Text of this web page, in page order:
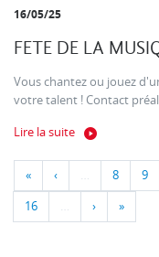
16/05/25
FETE DE LA
Vous chantez ou jouez
votre talent ! Contact
Lire la suite
« ‹ … 8 9
16 … › »